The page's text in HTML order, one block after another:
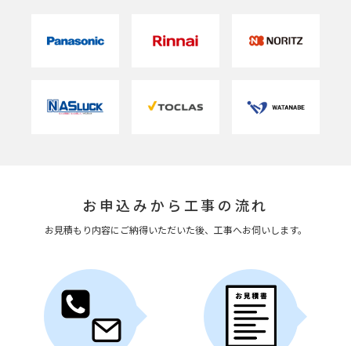
お申込みから工事の流れ
お見積もり内容にご納得いただいた後、工事へお伺いします。